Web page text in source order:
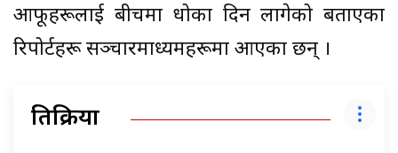
आफूहरूलाई बीचमा धोका दिन लागेको बताएका
रिपोर्टहरू सञ्चारमाध्यमहरूमा आएका छन् ।
प्रतिक्रिया